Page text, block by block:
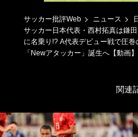
サッカー批評Web ニュース
サッカー日本代表・西村拓真は鎌
に名乗り!? A代表デビュー戦で圧
「Newアタッカー」誕生へ【動画】
関連